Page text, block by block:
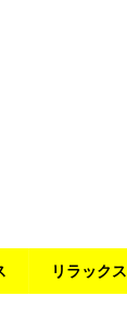
リラックス